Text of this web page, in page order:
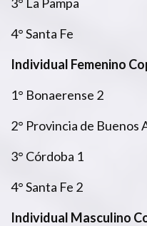
4° Santa Fe
Individual Femenino
1° Bonaerense 2
2° Provincia de Buenos
3° Córdoba 1
4° Santa Fe 2
Individual Masculino